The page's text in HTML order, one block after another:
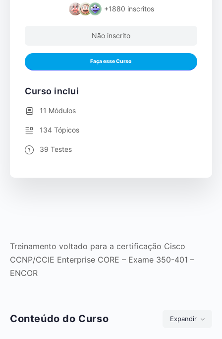
Treinamento voltado para a certificação Cisco
CCNP/CCIE Enterprise CORE – Exame 350-401 –
ENCOR
Conteúdo do Curso ExpandirMódulos
+1880 inscritos
Não inscrito
Faça esse Curso
Curso inclui
11 Módulos
134 Tópicos
39 Testes